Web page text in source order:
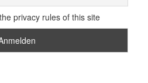
privacy rules of this site